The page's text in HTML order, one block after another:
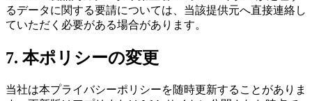
るデータに関する要請については、当該提供元へ直接連絡し
ていただく必要がある場合があります。
7. 本ポリシーの変更
当社は本プライバシーポリシーを随時更新することがありま